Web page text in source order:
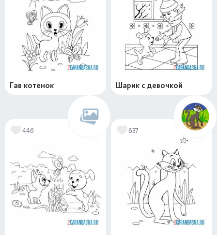
Гав котенок Шарик с девочкой
446 637